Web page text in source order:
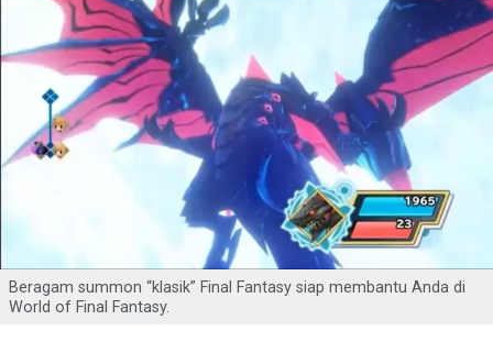
Beragam summon “klasik” Final Fantasy siap membantu Anda di
World of Final Fantasy.